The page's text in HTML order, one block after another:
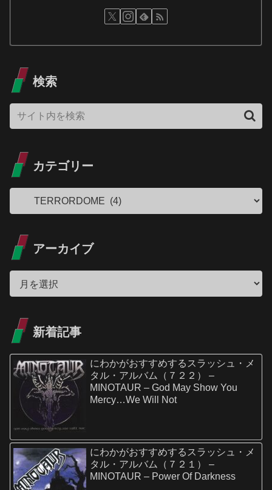
検索
カテゴリー
アーカイブ
新着記事
にわかがおすすめするスラッシュ・メ
タル・アルバム（７２２） –
MINOTAUR – God May Show You
Mercy…We Will Not
にわかがおすすめするスラッシュ・メ
タル・アルバム（７２１） –
MINOTAUR – Power Of Darkness